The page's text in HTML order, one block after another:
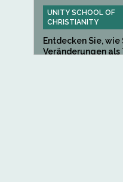
UNITY SCHOOL OF
CHRISTIANITY
Entdecken Sie, wie
Veränderungen als